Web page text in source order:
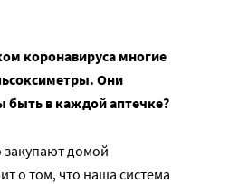
коронавируса многие
Они
быть в каждой аптечке?
домой
о том, что наша система